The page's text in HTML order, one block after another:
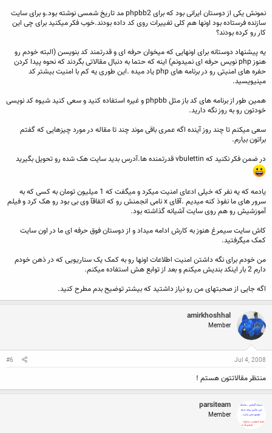
نمونش یکی از دوستان ایرانی بود که برای phpbb2 مد تاریخ شمسی نوشته بود.و برای سایت
سازنده فرستاده بود اونها هم کلی تغییرات روی کد داده بودند.خوب فکر میکنید برای چی این
کار رو کرده بودند؟
یه پیشنهاد دوستانه برای اونهایی که میخوان حرفه ای و قدرتمند کد بنویسن (البته خودم رو
هنوز php نویس حرفه ای نمیدونم) اینه که حتما به دنبال مقالاتی بگردند که نحوه پیدا کردن
حفره های امنیتی رو در برنامه های php یاد میده .این طوری یه کم با امنیت بیشتر کد
مینیویسید.
همین طور از برنامه های کد باز مثل phpbb و غیره استفاده کنید و سعی کنید شیوه کد نویسی
خودتون رو به روز نگه دارید.
سعی میکنم تا چند روز آینده اگه عمری باقی موند چند تا مقاله در مورد چیزهایی که گفتم
براتون بیارم.
در ضمن فکر نکنید که vbulettin قدرتمنده ها.آدرس بدید سایت هک شده رو تحویل بگیرید
یادمه که یه نفر که خیلی ادعای امنیت میکرد و میگفت که 1 میلیون تومان به کسی که به
سرور های ما نفوذ کنه میدیم .آقای x نامی انجمنش رو که اتفاقآ وی بی بود رو هک کرد و فیلم
آموزشیش رو هم روی سایت آشیانه گذاشته بود.
کاش سایت سیمرغ هنوز به کارش ادامه میداد و از دوستان فوق حرفه ای ما در اون سایت
کمک میگرفتید.
من خودم برای نگه داشتن امنیت اطلاعات اونها رو به کمک یک سناریویی که در ذهن خودم
دارم 2 بار اینکد بندیش میکنم و بعد از توابع هش استفاده میکنم.
اگه جایی از صحبتهای من رو نیاز داشتید که بیشتر توضیح بدم مطرح کنید.
amirkhoshhal
Member
Jul 4, 2008
#6
منتظر مقالاتتون هستم !
parsiteam
Member